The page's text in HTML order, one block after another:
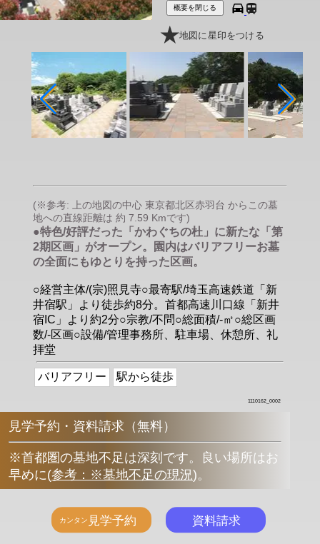
概要を閉じる
地図に星印をつける
(※参考: 上の地図の中心 東京都北区赤羽台 からこの墓
地への直線距離は 約 7.59 Kmです)
●特色/好評だった「かわぐちの杜」に新たな「第
2期区画」がオープン。園内はバリアフリーお墓
の全面にもゆとりを持った区画。
○経営主体/(宗)照見寺○最寄駅/埼玉高速鉄道「新
井宿駅」より徒歩約8分。首都高速川口線「新井
宿IC」より約2分○宗教/不問○総面積/-㎡○総区画
数/-区画○設備/管理事務所、駐車場、休憩所、礼
拝堂
バリアフリー 駅から徒歩
1110162_0002
見学予約・資料請求（無料）
※首都圏の墓地不足は深刻です。良い場所はお
早めに(参考：※墓地不足の現況)。